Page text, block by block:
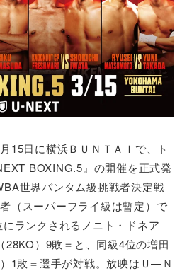
15日に横浜ＢＵＮＴＡＩで、ト
BOXING.5』の開催を正式発
世界バンタム級挑戦者決定戦
（スーパーフライ級は暫定）で
ランクされるノニト・ドネア
28KO）9敗＝と、同級4位の増田
1敗＝選手が対戦。放映はＵ―Ｎ